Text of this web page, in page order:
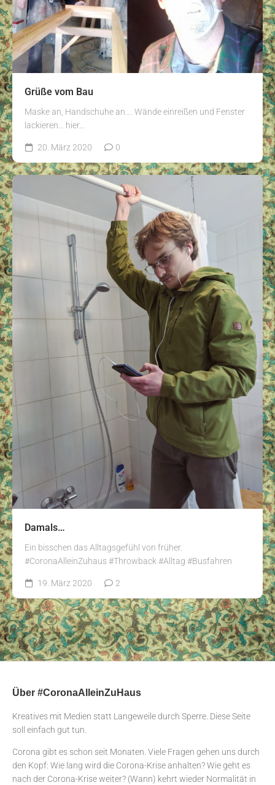
Grüße vom Bau
Maske an, Handschuhe an…. Wände einreißen und Fenster
lackieren… hier...
20. März 2020 0
Damals…
Ein bisschen das Alltagsgefühl von früher.
#CoronaAlleinZuhaus #Throwback #Alltag #Busfahren
19. März 2020 2
Über #CoronaAlleinZuHaus
Kreatives mit Medien statt Langeweile durch Sperre. Diese Seite
soll einfach gut tun.
Corona gibt es schon seit Monaten. Viele Fragen gehen uns durch
den Kopf: Wie lang wird die Corona-Krise anhalten? Wie geht es
nach der Corona-Krise weiter? (Wann) kehrt wieder Normalität in